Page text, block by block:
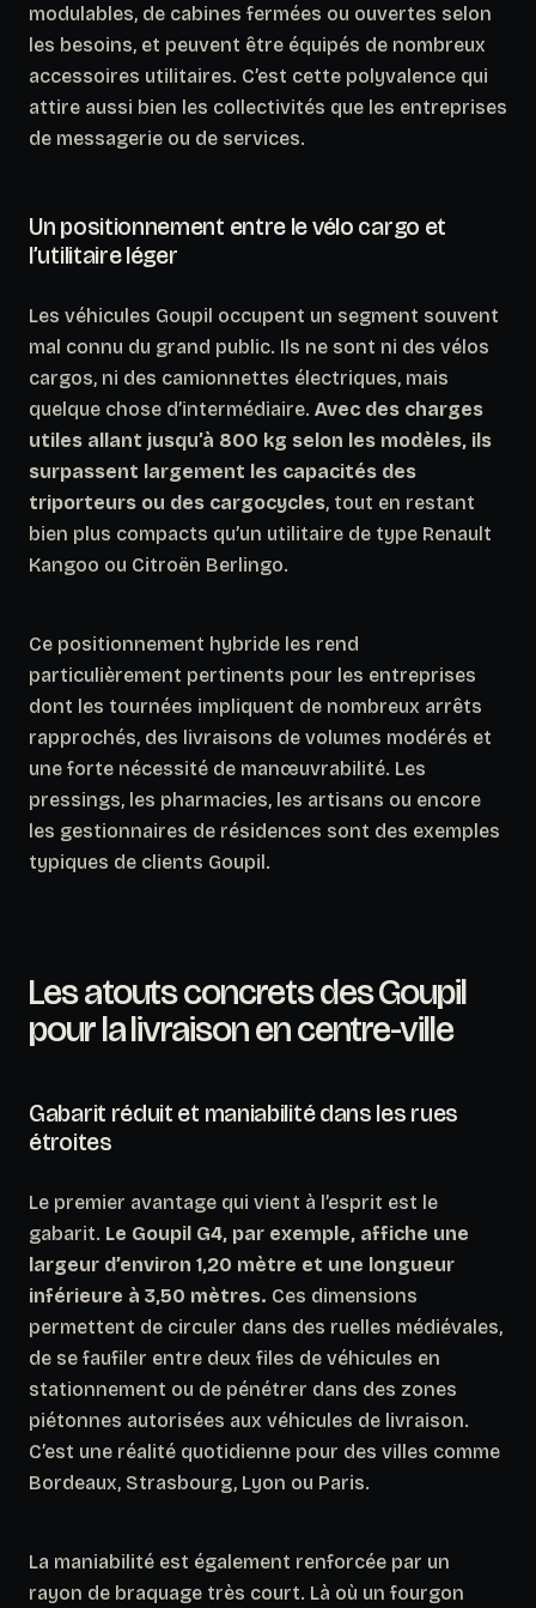
modulables, de cabines fermées ou ouvertes selon
les besoins, et peuvent être équipés de nombreux
accessoires utilitaires. C’est cette polyvalence qui
attire aussi bien les collectivités que les entreprises
de messagerie ou de services.
Un positionnement entre le vélo cargo et
l’utilitaire léger
Les véhicules Goupil occupent un segment souvent
mal connu du grand public. Ils ne sont ni des vélos
cargos, ni des camionnettes électriques, mais
quelque chose d’intermédiaire. Avec des charges
utiles allant jusqu’à 800 kg selon les modèles, ils
surpassent largement les capacités des
triporteurs ou des cargocycles, tout en restant
bien plus compacts qu’un utilitaire de type Renault
Kangoo ou Citroën Berlingo.
Ce positionnement hybride les rend
particulièrement pertinents pour les entreprises
dont les tournées impliquent de nombreux arrêts
rapprochés, des livraisons de volumes modérés et
une forte nécessité de manœuvrabilité. Les
pressings, les pharmacies, les artisans ou encore
les gestionnaires de résidences sont des exemples
typiques de clients Goupil.
Les atouts concrets des Goupil
pour la livraison en centre-ville
Gabarit réduit et maniabilité dans les rues
étroites
Le premier avantage qui vient à l’esprit est le
gabarit. Le Goupil G4, par exemple, affiche une
largeur d’environ 1,20 mètre et une longueur
inférieure à 3,50 mètres. Ces dimensions
permettent de circuler dans des ruelles médiévales,
de se faufiler entre deux files de véhicules en
stationnement ou de pénétrer dans des zones
piétonnes autorisées aux véhicules de livraison.
C’est une réalité quotidienne pour des villes comme
Bordeaux, Strasbourg, Lyon ou Paris.
La maniabilité est également renforcée par un
rayon de braquage très court. Là où un fourgon